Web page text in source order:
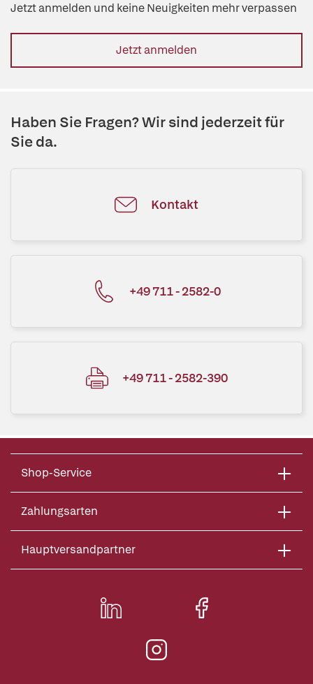
Jetzt anmelden und keine Neuigkeiten mehr verpassen
Jetzt anmelden
Haben Sie Fragen? Wir sind jederzeit für
Sie da.
Kontakt
+49 711 - 2582-0
+49 711 - 2582-390
Shop-Service
Zahlungsarten
Hauptversandpartner